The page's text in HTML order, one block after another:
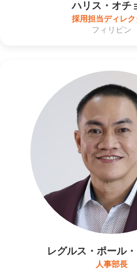
ハリス・オチ
採用担当ディレク
フィリピン
レグルス・ポール
人事部長